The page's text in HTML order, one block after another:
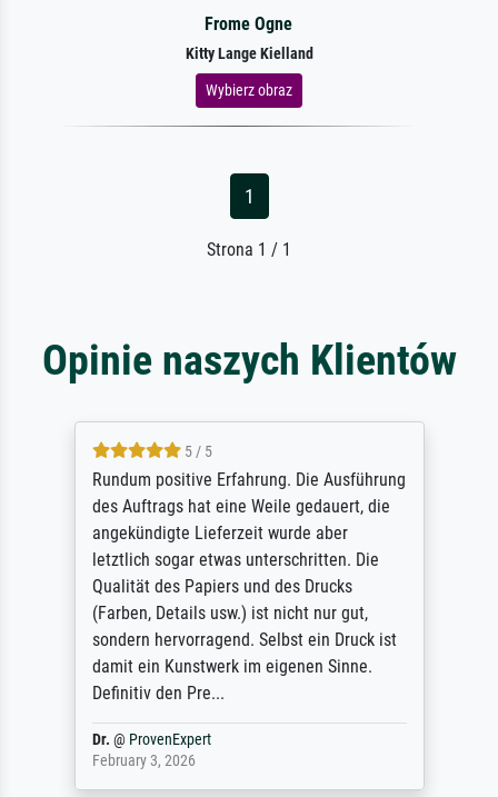
Frome Ogne
Kitty Lange Kielland
Wybierz obraz
1
Strona 1 / 1
Opinie naszych Klientów
5 / 5
Rundum positive Erfahrung. Die Ausführung
des Auftrags hat eine Weile gedauert, die
angekündigte Lieferzeit wurde aber
letztlich sogar etwas unterschritten. Die
Qualität des Papiers und des Drucks
(Farben, Details usw.) ist nicht nur gut,
sondern hervorragend. Selbst ein Druck ist
damit ein Kunstwerk im eigenen Sinne.
Definitiv den Pre...
Dr. @ ProvenExpert
February 3, 2026